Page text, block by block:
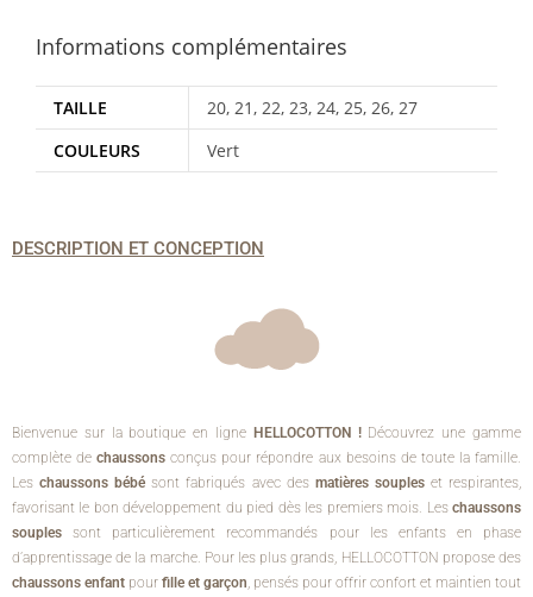
Informations complémentaires
TAILLE
20, 21, 22, 23, 24, 25, 26, 27
COULEURS
Vert
DESCRIPTION ET CONCEPTION
Bienvenue sur la boutique en ligne HELLOCOTTON ! Découvrez une gamme
complète dechaussons conçus pour répondre aux besoins de toute la famille.
Leschaussons bébé sont fabriqués avec des matières soupleset respirantes,
favorisant le bon développement du pied dès les premiers mois. Les chaussons
souples sont particulièrement recommandés pour les enfants en phase
d’apprentissage de la marche. Pour les plus grands, HELLOCOTTON propose des
chaussons enfant pour fille et garçon , pensés pour offrir confort et maintien tout